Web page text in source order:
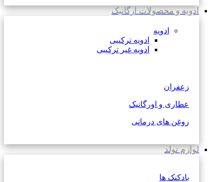
ادویه و محصولات ارگانیک
ادویه
ادویه ترکیبی
ادویه غیر ترکیبی
زعفران
عطاری و اورگانیک
روغن های درمانی
لوازم تولد
بادکنک ها